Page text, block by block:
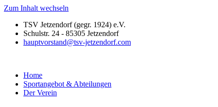
Zum Inhalt wechseln
TSV Jetzendorf (gegr. 1924) e.V.
Schulstr. 24 - 85305 Jetzendorf
hauptvorstand@tsv-jetzendorf.com
Home
Sportangebot & Abteilungen
Der Verein